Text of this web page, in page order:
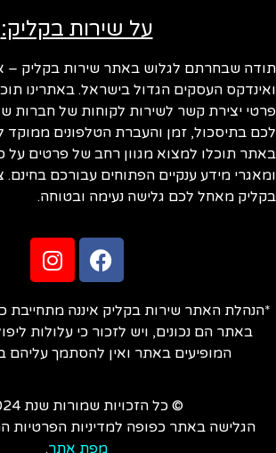
על שירות בקליק:
תודה שבחרתם לגלוש באתר שירות בקליק –
ואינדקס העסקים הגדול בישראל. באתרינו
פרטי יצירת קשר לשירות לקוחות של חברות
לכם בתיסכול, זמן והעברת הטלפונים ממוקד
באתר תוכלו למצוא מגוון רחב של פרטים על
ומאגרי מידע ענקיים הפתוחים עבורכם
בקליק מאחל לכם גלישה נעימה ובטוחה.
*הנהלת האתר שירות בקליק איננה מתחייבת
באתר הם נכונים, ויש לזכור כי עלולות
המופיעים באתר ואין להסתמך עליהם
© כל הזכויות שמורות שנת 2024 ©
הגלישה באתר כפופה למדיניות
מפת אתר.